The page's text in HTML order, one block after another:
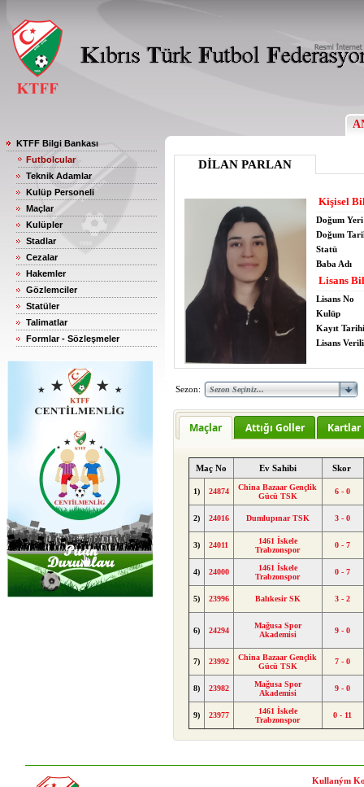
KTFF Bilgi Bankası
Futbolcular
Teknik Adamlar
Kulüp Personeli
Maçlar
Kulüpler
Stadlar
Cezalar
Hakemler
Gözlemciler
Statüler
Talimatlar
Formlar - Sözleşmeler
DİLAN PARLAN
Kişisel
Doğum Yeri
Doğum
Statü
Baba Adı
Lisans
Lisans No
Kulüp
Kayıt Tarihi
Lisans
Sezon:
Maçlar Attığı Goller Kartlar
Maç No Ev Sahibi Skor
1) 24874
China Bazaar Gençlik
Gücü TSK
6 - 0
2) 24016 Dumlupınar TSK 3 - 0
3) 24011
1461 İskele
Trabzonspor
0 - 7
4) 24000
1461 İskele
Trabzonspor
0 - 7
5) 23996 Balıkesir SK 3 - 2
6) 24294
Mağusa Spor
Akademisi
9 - 0
7) 23992
China Bazaar Gençlik
Gücü TSK
7 - 0
8) 23982
Mağusa Spor
Akademisi
9 - 0
9) 23977
1461 İskele
Trabzonspor
0 - 11
Kullaným